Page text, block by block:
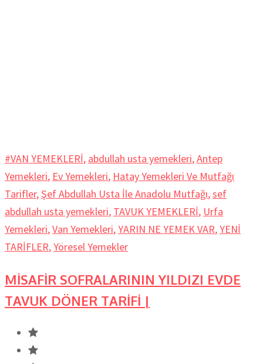
#VAN YEMEKLERİ, abdullah usta yemekleri,Antep
Yemekleri, Ev Yemekleri, Hatay Yemekleri Ve Mutfağı
Tarifler, Şef Abdullah Usta İle Anadolu Mutfağı,sef
abdullah usta yemekleri, TAVUK YEMEKLERİ, Urfa
Yemekleri,Van Yemekleri,YARIN NE YEMEK VAR,YENİ
TARİFLER,Yöresel Yemekler
MİSAFİR SOFRALARININ YILDIZI EVDE
TAVUK DÖNER TARİFİ |